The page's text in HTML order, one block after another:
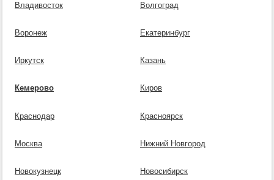
Владивосток Волгоград
Воронеж Екатеринбург
Иркутск Казань
Кемерово Киров
Краснодар Красноярск
Москва Нижний Новгород
Новокузнецк Новосибирск